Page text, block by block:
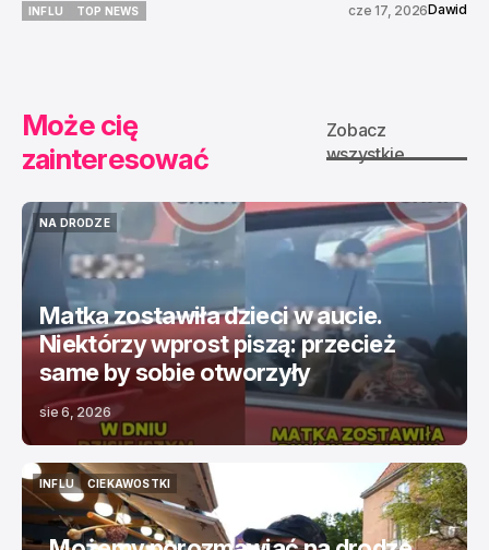
INFLU
TOP NEWS
cze 17, 2026Dawid
Może cię
zainteresować
Zobacz
wszystkie
NA DRODZE
NA DRODZE
Matka zostawiła dzieci w aucie.
Niektórzy wprost piszą: przecież
same by sobie otworzyły
sie 6, 2026
INFLU
INFLU
CIEKAWOSTKI
CIEKAWOSTKI